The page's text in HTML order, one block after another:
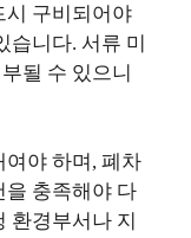
시 구비되어야
습니다. 서류 미
될 수 있으니
여야 하며, 폐차
을 충족해야 다
환경부서나 지